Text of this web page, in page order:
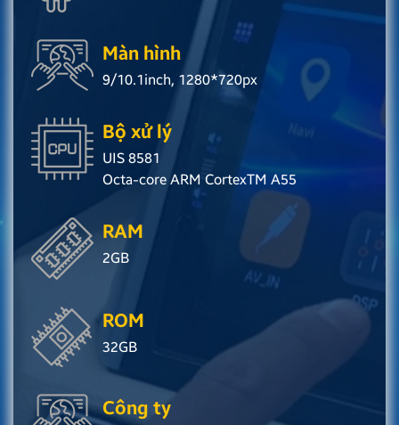
Màn hình
9/10.1inch, 1280*720px
Bộ xử lý
UIS 8581
Octa-core ARM CortexTM A55
RAM
2GB
ROM
32GB
Công ty